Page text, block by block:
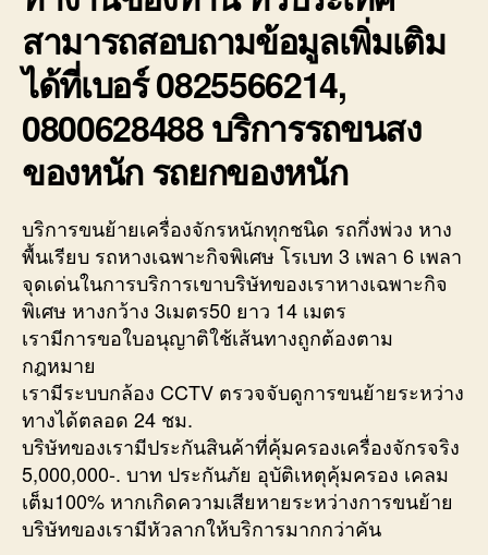
สามารถสอบถามข้อมูลเพิ่มเติม
ได้ที่เบอร์ 0825566214,
0800628488 บริการรถขนสง
ของหนัก รถยกของหนัก
บริการขนย้ายเครื่องจักรหนักทุกชนิด รถกึ่งพ่วง หาง
พื้นเรียบ รถหางเฉพาะกิจพิเศษ โรเบท 3 เพลา 6 เพลา
จุดเด่นในการบริการเขาบริษัทของเราหางเฉพาะกิจ
พิเศษ หางกว้าง 3เมตร50 ยาว 14 เมตร
เรามีการขอใบอนุญาติใช้เส้นทางถูกต้องตาม
กฎหมาย
เรามีระบบกล้อง CCTV ตรวจจับดูการขนย้ายระหว่าง
ทางได้ตลอด 24 ชม.
บริษัทของเรามีประกันสินค้าที่คุ้มครองเครื่องจักรจริง
5,000,000-. บาท ประกันภัย อุบัติเหตุคุ้มครอง เคลม
เต็ม100% หากเกิดความเสียหายระหว่างการขนย้าย
บริษัทของเรามีหัวลากให้บริการมากกว่าคัน